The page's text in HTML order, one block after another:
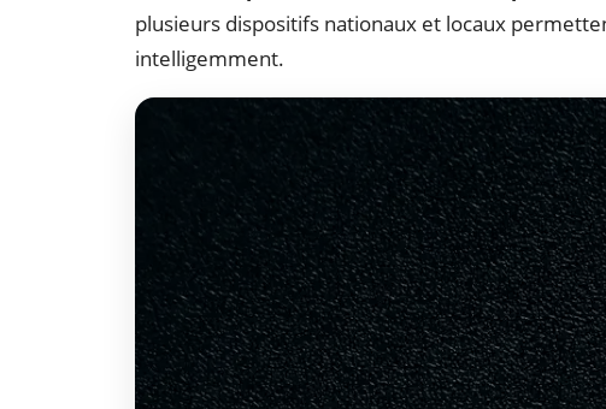
plusieurs dispositifs nationaux et locaux
intelligemment.